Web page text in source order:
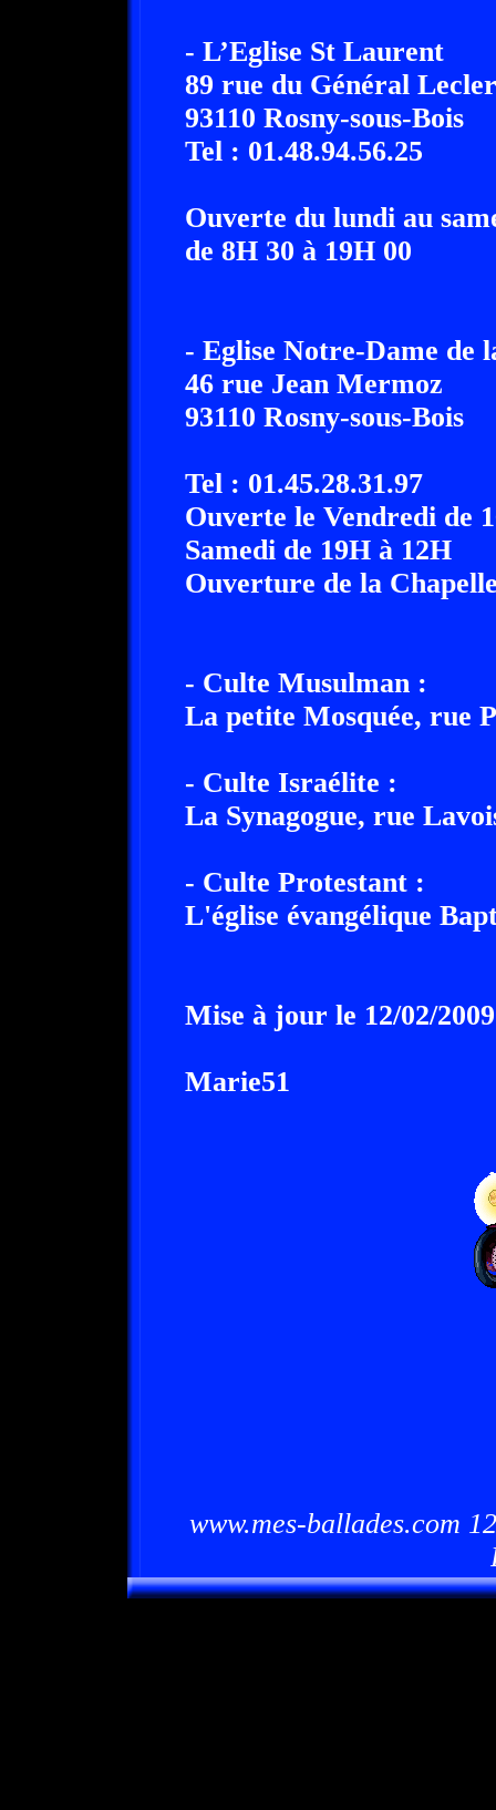
- L’Eglise St Laurent
89 rue du Général
93110 Rosny-sous-Bois
Tel : 01.48.94.56.25
Ouverte du lundi au
de 8H 30 à 19H 00
- Eglise Notre-Dame de
46 rue Jean Mermoz
93110 Rosny-sous-Bois
Tel : 01.45.28.31.97
Ouverte le Vendredi de
Samedi de 19H à 12H
Ouverture de la
- Culte Musulman :
La petite Mosquée, rue
- Culte Israélite :
La Synagogue, rue
- Culte Protestant :
L'église évangélique
Mise à jour le 12/02/2009
Marie51
www.mes-ballades.com